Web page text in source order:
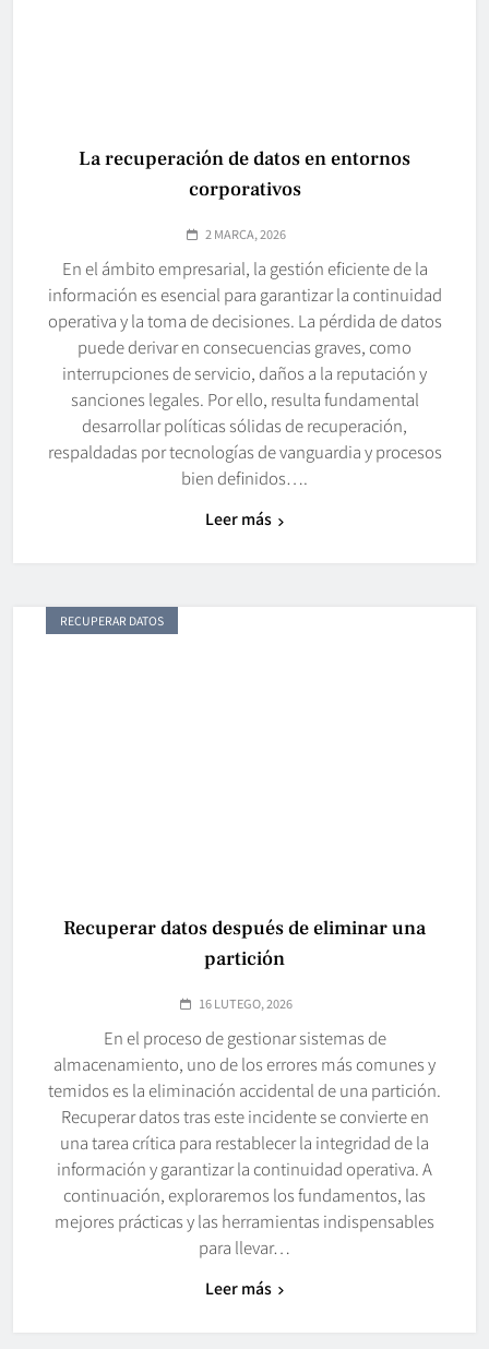
La recuperación de datos en entornos
corporativos
2 MARCA, 2026
En el ámbito empresarial, la gestión eficiente de la
información es esencial para garantizar la continuidad
operativa y la toma de decisiones. La pérdida de datos
puede derivar en consecuencias graves, como
interrupciones de servicio, daños a la reputación y
sanciones legales. Por ello, resulta fundamental
desarrollar políticas sólidas de recuperación,
respaldadas por tecnologías de vanguardia y procesos
bien definidos….
Leer más
RECUPERAR DATOS
Recuperar datos después de eliminar una
partición
16 LUTEGO, 2026
En el proceso de gestionar sistemas de
almacenamiento, uno de los errores más comunes y
temidos es la eliminación accidental de una partición.
Recuperar datos tras este incidente se convierte en
una tarea crítica para restablecer la integridad de la
información y garantizar la continuidad operativa. A
continuación, exploraremos los fundamentos, las
mejores prácticas y las herramientas indispensables
para llevar…
Leer más